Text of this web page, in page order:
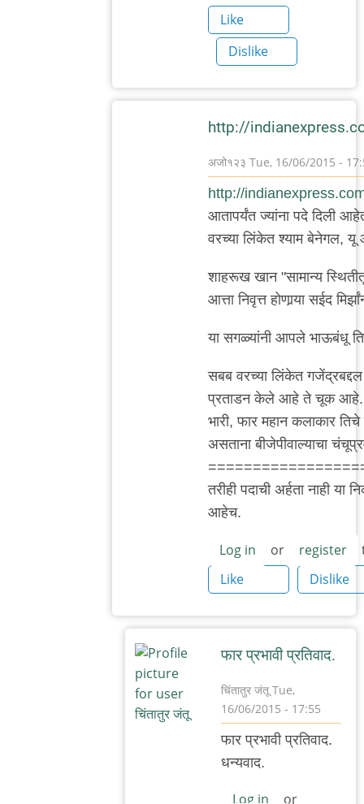
Like
Dislike
http://
अजो१२३ Tue, 16/06/2015 -
In
reply
खेद
वाटला.
काही
भुस्कुटे
http://
आतापर्यंत ज्यांना पदे दिली
वरच्या लिंकेत श्याम बेनेगल, यू
शाहरूख खान "सामान्य
आत्ता निवृत्त होणार्‍या सईद
या सगळ्यांनी आपले भाऊबंधू
सबब वरच्या लिंकेत
प्रताडन केले आहे ते चूक आहे.
भारी, फार महान कलाकार
असताना बीजेपीवाल्याचा
तरीही पदाची अर्हता नाही या
आहेच.
Log in or register
Like
Dislike
फार प्रभावी प्रतिवाद.
चिंतातुर जंतू Tue,
16/06/2015 - 17:55
In
reply
http://
फार प्रभावी प्रतिवाद.
धन्यवाद.
Log in
or